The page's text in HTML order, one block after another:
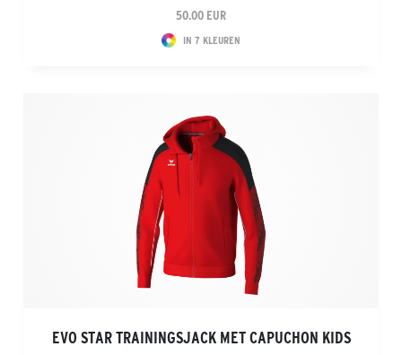
50.00 EUR
IN 7 KLEUREN
EVO STAR TRAININGSJACK MET CAPUCHON KIDS